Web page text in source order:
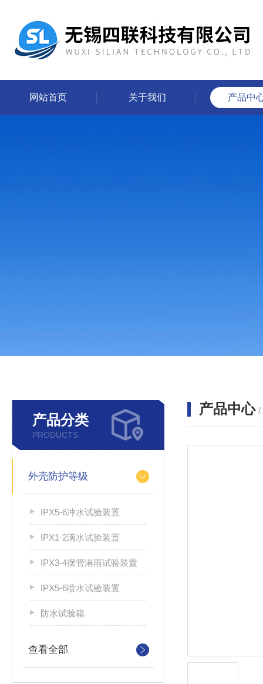
网站首页 关于我们 产品中
产品分类
PRODUCTS
外壳防护等级
IPX5-6冲水试验装置
IPX1-2滴水试验装置
IPX3-4摆管淋雨试验装置
IPX5-6喷水试验装置
防水试验箱
查看全部
产品中心 /